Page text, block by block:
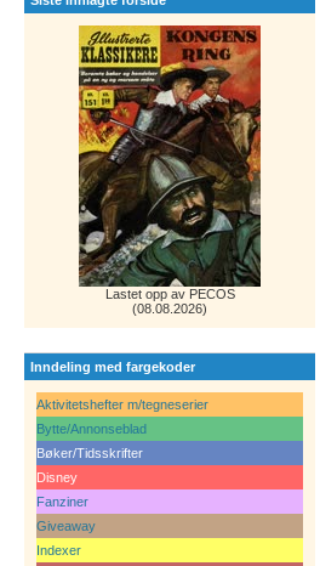
Lastet opp av PECOS
(08.08.2026)
Inndeling med fargekoder
Aktivitetshefter m/tegneserier
Bytte/Annonseblad
Bøker/Tidsskrifter
Disney
Fanziner
Giveaway
Indexer